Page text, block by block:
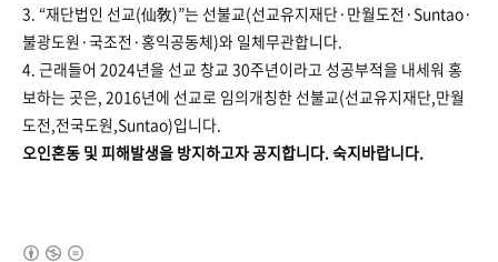
3. “재단법인 선교(仙敎)”는 선불교(선교유지재단·만월도전·Suntao·
불광도원·국조전·홍익공동체)와 일체무관합니다.
4. 근래들어 2024년을 선교 창교 30주년이라고 성공부적을 내세워 홍
보하는 곳은, 2016년에 선교로 임의개칭한 선불교(선교유지재단,만월
도전,전국도원,Suntao)입니다.
오인혼동 및 피해발생을 방지하고자 공지합니다. ​​​​숙지바랍니다.